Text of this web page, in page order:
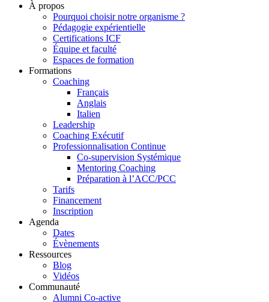
À propos
Pourquoi choisir notre organisme ?
Pédagogie expérientielle
Certifications ICF
Équipe et faculté
Espaces de formation
Formations
Coaching
Français
Anglais
Italien
Leadership
Coaching Exécutif
Professionnalisation Continue
Co-supervision Systémique
Mentoring Coaching
Préparation à l’ACC/PCC
Tarifs
Financement
Inscription
Agenda
Dates
Évènements
Ressources
Blog
Vidéos
Communauté
Alumni Co-active